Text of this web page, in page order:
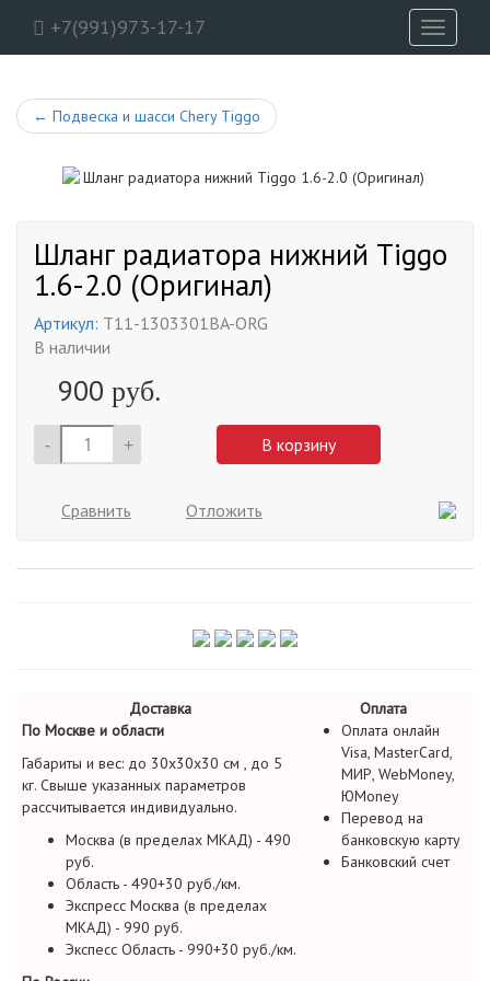
+7(991)973-17-17
Toggle
← Подвеска и шасси Chery Tiggo
Шланг радиатора нижний Tiggo
1.6-2.0 (Оригинал)
Артикул: T11-1303301BA-ORG
В наличии
900 руб.
- + В корзину
Сравнить Отложить
Доставка
Оплата
По Москве и области
Габариты и вес: до 30х30х30 см , до 5
кг. Свыше указанных параметров
рассчитывается индивидуально.
Москва (в пределах МКАД) - 490
руб.
Область - 490+30 руб./км.
Экспресс Москва (в пределах
МКАД) - 990 руб.
Экспесс Область - 990+30 руб./км.
Оплата онлайн
Visa, MasterCard,
МИР, WebMoney,
ЮMoney
Перевод на
банковскую карту
Банковский счет